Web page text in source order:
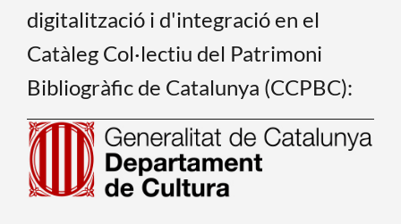
digitalització i d'integració en el
Catàleg Col·lectiu del Patrimoni
Bibliogràfic de Catalunya (CCPBC):